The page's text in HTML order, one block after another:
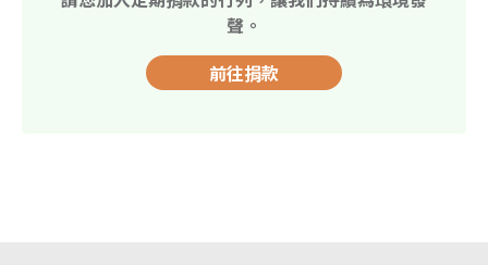
聲。
前往捐款